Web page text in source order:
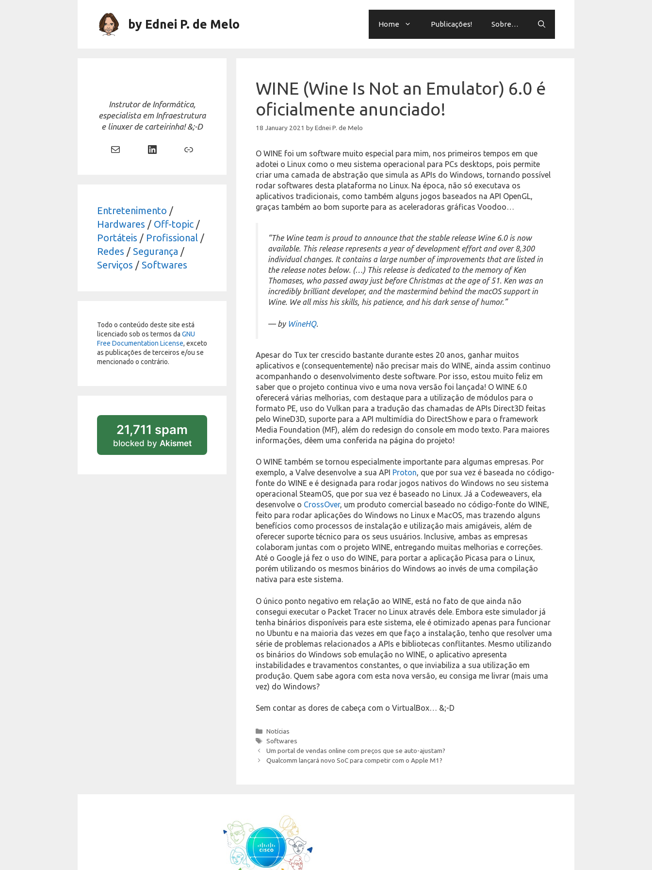
by Ednei P. de Melo Home Publicações! Sobre…
WINE (Wine Is Not an Emulator) 6.0 é
oficialmente anunciado!
18 January 2021 byEdnei P. de Melo
O WINE foi um software muito especial para mim, nos primeiros tempos em que
adotei o Linux como o meu sistema operacional para PCs desktops, pois permite
criar uma camada de abstração que simula as APIs do Windows, tornando possível
rodar softwares desta plataforma no Linux. Na época, não só executava os
aplicativos tradicionais, como também alguns jogos baseados na API OpenGL,
graças também ao bom suporte para as aceleradoras gráficas Voodoo…
“The Wine team is proud to announce that the stable release Wine 6.0 is now
available. This release represents a year of development effort and over 8,300
individual changes. It contains a large number of improvements that are listed in
the release notes below. (…) This release is dedicated to the memory of Ken
Thomases, who passed away just before Christmas at the age of 51. Ken was an
incredibly brilliant developer, and the mastermind behind the macOS support in
Wine. We all miss his skills, his patience, and his dark sense of humor.”
— by WineHQ.
Apesar do Tux ter crescido bastante durante estes 20 anos, ganhar muitos
aplicativos e (consequentemente) não precisar mais do WINE, ainda assim continuo
acompanhando o desenvolvimento deste software. Por isso, estou muito feliz em
saber que o projeto continua vivo e uma nova versão foi lançada! O WINE 6.0
oferecerá várias melhorias, com destaque para a utilização de módulos para o
formato PE, uso do Vulkan para a tradução das chamadas de APIs Direct3D feitas
pelo WineD3D, suporte para a API multimídia do DirectShow e para o framework
Media Foundation (MF), além do redesign do console em modo texto. Para maiores
informações, dêem uma conferida na página do projeto!
O WINE também se tornou especialmente importante para algumas empresas. Por
exemplo, a Valve desenvolve a sua API Proton, que por sua vez é baseada no código-
fonte do WINE e é designada para rodar jogos nativos do Windows no seu sistema
operacional SteamOS, que por sua vez é baseado no Linux. Já a Codeweavers, ela
desenvolve o CrossOver, um produto comercial baseado no código-fonte do WINE,
feito para rodar aplicações do Windows no Linux e MacOS, mas trazendo alguns
benefícios como processos de instalação e utilização mais amigáveis, além de
oferecer suporte técnico para os seus usuários. Inclusive, ambas as empresas
colaboram juntas com o projeto WINE, entregando muitas melhorias e correções.
Até o Google já fez o uso do WINE, para portar a aplicação Picasa para o Linux,
porém utilizando os mesmos binários do Windows ao invés de uma compilação
nativa para este sistema.
O único ponto negativo em relação ao WINE, está no fato de que ainda não
consegui executar o Packet Tracer no Linux através dele. Embora este simulador já
tenha binários disponíveis para este sistema, ele é otimizado apenas para funcionar
no Ubuntu e na maioria das vezes em que faço a instalação, tenho que resolver uma
série de problemas relacionados a APIs e bibliotecas conflitantes. Mesmo utilizando
os binários do Windows sob emulação no WINE, o aplicativo apresenta
instabilidades e travamentos constantes, o que inviabiliza a sua utilização em
produção. Quem sabe agora com esta nova versão, eu consiga me livrar (mais uma
vez) do Windows?
Sem contar as dores de cabeça com o VirtualBox… &;-D
Categories
Notícias
Tags
Softwares
Um portal de vendas online com preços que se auto-ajustam?
Qualcomm lançará novo SoC para competir com o Apple M1?
Instrutor de Informática,
especialista em Infraestrutura
e linuxer de carteirinha! &;-D
Mail LinkedIn Link
Entretenimento /
Hardwares / Off-topic /
Portáteis / Profissional /
Redes / Segurança /
Serviços / Softwares
Todo o conteúdo deste site está
licenciado sob os termos da GNU
Free Documentation License, exceto
as publicações de terceiros e/ou se
mencionado o contrário.
21,711 spam
blocked by Akismet